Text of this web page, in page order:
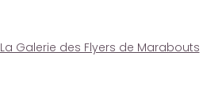
La Galerie des Flyers de Marabouts